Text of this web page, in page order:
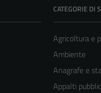
CATEGORIE DI
Agricoltura e
Ambiente
Anagrafe e
Appalti